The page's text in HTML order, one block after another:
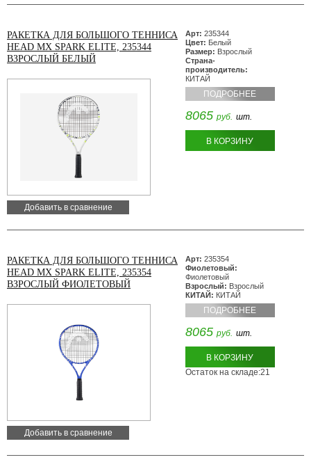
РАКЕТКА ДЛЯ БОЛЬШОГО ТЕННИСА
HEAD MX SPARK ELITE, 235344
ВЗРОСЛЫЙ БЕЛЫЙ
Добавить в сравнение
Арт: 235344
Цвет: Белый
Размер: Взрослый
Страна-
производитель:
КИТАЙ
ПОДРОБНЕЕ
8065 руб. шт.
В КОРЗИНУ
РАКЕТКА ДЛЯ БОЛЬШОГО ТЕННИСА
HEAD MX SPARK ELITE, 235354
ВЗРОСЛЫЙ ФИОЛЕТОВЫЙ
Добавить в сравнение
Арт: 235354
Фиолетовый:
Фиолетовый
Взрослый: Взрослый
КИТАЙ: КИТАЙ
ПОДРОБНЕЕ
8065 руб. шт.
В КОРЗИНУ
Остаток на складе:21